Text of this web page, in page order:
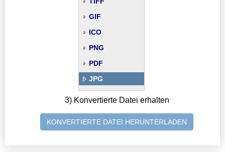
GIF
ICO
PNG
PDF
JPG
3) Konvertierte Datei erhalten
KONVERTIERTE DATEI HERUNTERLADEN